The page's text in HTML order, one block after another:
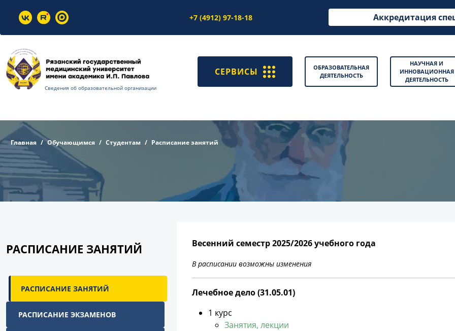
+7 (4912) 97-18-18 Аккредитация
Сведения об образовательной организации
СЕРВИСЫ
ОБРАЗОВАТЕЛЬНАЯ
ДЕЯТЕЛЬНОСТЬ
НАУЧНАЯ И
ИННОВАЦИОННАЯ
ДЕЯТЕЛЬНОСТЬ
Главная Обучающимся Студентам Расписание занятий
РАСПИСАНИЕ ЗАНЯТИЙ
РАСПИСАНИЕ ЗАНЯТИЙ
РАСПИСАНИЕ ЭКЗАМЕНОВ
Весенний семестр 2025/2026 учебного года
В расписании возможны изменения
Лечебное дело (31.05.01)
1 курс
Занятия, лекции